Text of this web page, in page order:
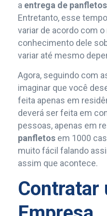
a entrega de panfletos
Entretanto, esse
variar de acordo com
conhecimento dele
variar até mesmo
Agora, seguindo com
imaginar que você
feita apenas em
deverá ser feita em
pessoas, apenas em
panfletosem 1000
muito fácil falando
assim que acontece.
Contratar